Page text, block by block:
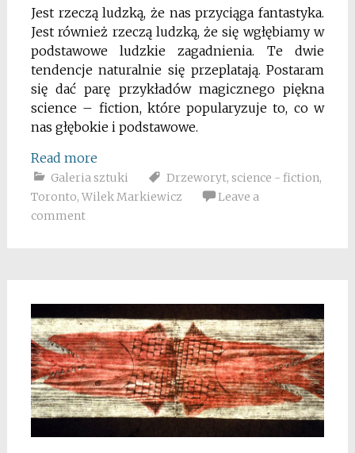
Jest rzeczą ludzką, że nas przyciąga fantastyka.
Jest również rzeczą ludzką, że się wgłębiamy w
podstawowe ludzkie zagadnienia. Te dwie
tendencje naturalnie się przeplatają. Postaram
się dać parę przykładów magicznego piękna
science – fiction, które popularyzuje to, co w
nas głębokie i podstawowe.
Read more
Galeria sztuki Drzeworyt, science - fiction,
Toronto, Wilek Markiewicz
Leave a
comment